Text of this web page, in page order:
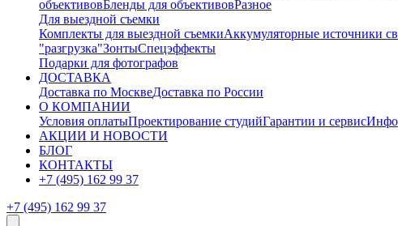
объективовБленды для объективовРазное
Для выездной съемки
Комплекты для выездной съемкиАккумуляторные источники
"разгрузка"ЗонтыСпецэффекты
Подарки для фотографов
ДОСТАВКА
Доставка по МосквеДоставка по России
О КОМПАНИИ
Условия оплатыПроектирование студийГарантии и сервис
АКЦИИ И НОВОСТИ
БЛОГ
КОНТАКТЫ
+7 (495) 162 99 37
+7 (495) 162 99 37